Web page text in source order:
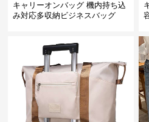
キャリーオンバッグ 機内持ち込
み対応多収納ビジネスバッグ